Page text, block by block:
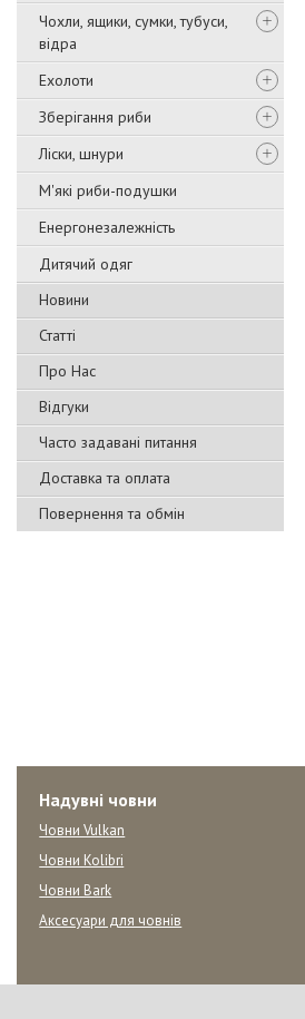
Чохли, ящики, сумки, тубуси,
відра
Ехолоти
Зберігання риби
Ліски, шнури
М'які риби-подушки
Енергонезалежність
Дитячий одяг
Новини
Статті
Про Нас
Відгуки
Часто задавані питання
Доставка та оплата
Повернення та обмін
Надувні човни
Човни Vulkan
Човни Kolibri
Човни Bark
Аксесуари для човнів